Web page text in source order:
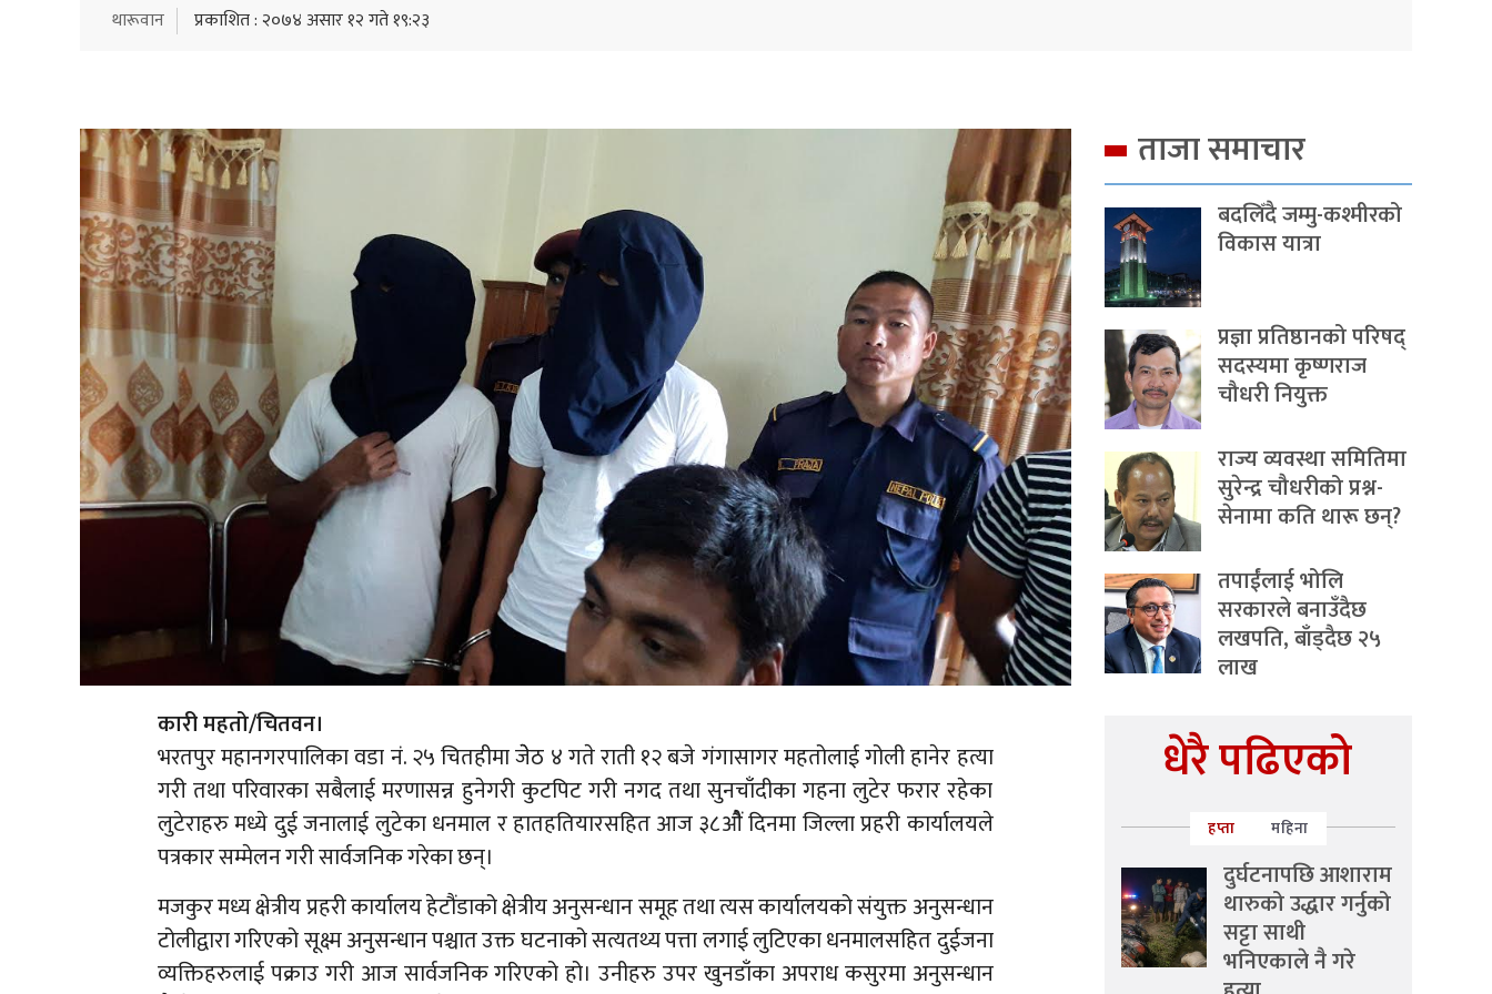
थारूवान प्रकाशित : २०७४ असार १२ गते १९:२३
कारी महतो/चितवन।
भरतपुर महानगरपालिका वडा नं. २५ चितहीमा जेेठ ४ गते राती १२ बजे गंगासागर महतोलाई गोली हानेर हत्या
गरी तथा परिवारका सबैलाई मरणासन्न हुनेगरी कुटपिट गरी नगद तथा सुनचाँदीका गहना लुटेर फरार रहेका
लुटेराहरु मध्ये दुई जनालाई लुटेका धनमाल र हातहतियारसहित आज ३८औैं दिनमा जिल्ला प्रहरी कार्यालयले
पत्रकार सम्मेलन गरी सार्वजनिक गरेका छन्।
मजकुर मध्य क्षेत्रीय प्रहरी कार्यालय हेटौंडाको क्षेत्रीय अनुसन्धान समूह तथा त्यस कार्यालयको संयुक्त अनुसन्धान
टोलीद्वारा गरिएको सूक्ष्म अनुसन्धान पश्चात उक्त घटनाको सत्यतथ्य पत्ता लगाई लुटिएका धनमालसहित दुईजना
व्यक्तिहरुलाई पक्राउ गरी आज सार्वजनिक गरिएको हो। उनीहरु उपर खुनडाँका अपराध कसुरमा अनुसन्धान
ताजा समाचार
बदलिँदै जम्मु-कश्मीरको
विकास यात्रा
प्रज्ञा प्रतिष्ठानको परिषद्
सदस्यमा कृष्णराज
चौधरी नियुक्त
राज्य व्यवस्था समितिमा
सुरेन्द्र चौधरीको प्रश्न-
सेनामा कति थारू छन्?
तपाईंलाई भोलि
सरकारले बनाउँदैछ
लखपति, बाँड्दैछ २५
लाख
धेरै पढिएको
हप्ता महिना
दुर्घटनापछि आशाराम
थारुको उद्धार गर्नुको
सट्टा साथी
भनिएकाले नै गरे